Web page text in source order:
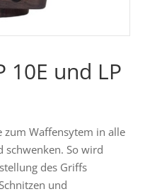
10E und LP
zum Waffensytem in alle
schwenken. So wird
des Griffs
und